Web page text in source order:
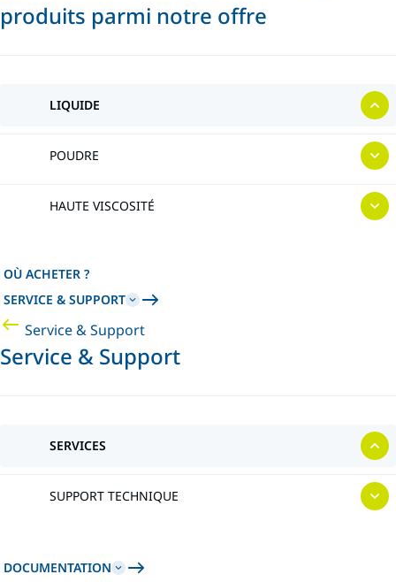
produits parmi notre offre
LIQUIDE
POUDRE
HAUTE VISCOSITÉ
OÙ ACHETER ?
SERVICE & SUPPORT
Service & Support
Service & Support
SERVICES
SUPPORT TECHNIQUE
DOCUMENTATION